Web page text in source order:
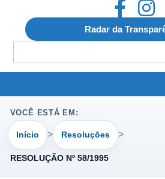
Radar da
for:
VOCÊ ESTÁ EM:
Início Resoluções
RESOLUÇÃO Nº 58/1995